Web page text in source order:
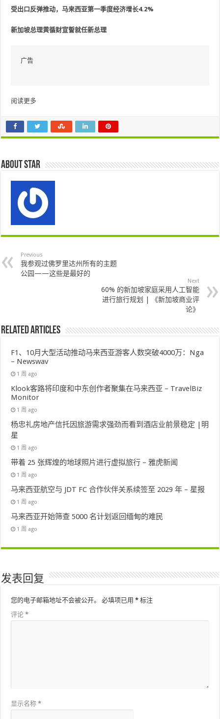
受出口反弹推动，马来西亚第一季度经济增长4.2%
新加坡总理黄循财宣誓就任新总理
广告
阅读更多
About star
Previous
我参观过佛罗里达州所有的主题
公园——这些是最好的
Next
60% 的新加坡家庭采用人工智能
进行旅行规划 | 《新加坡商业评
论》
Related Articles
F1、10月大型活动推动马来西亚游客人数突破4000万：Nga
– Newswav
1 周 ago
Klook客路将印度和中东创作者聚集在马来西亚 – TravelBiz
Monitor
1 周 ago
杨忠礼房地产信托因旅游需求强劲而看到酒店业前景稳定 |明
星
1 周 ago
带着 25 张辉煌的地球照片进行虚拟旅行 – 雅虎新闻
1 周 ago
马来西亚航空与 JDT FC 合作伙伴关系续签至 2029 年 – 星报
1 周 ago
马来西亚开始筛查 5000 名计划返回缅甸的难民
1 周 ago
发表回复
您的电子邮箱地址不会被公开。 必填项已用* 标注
评论*
显示名称*